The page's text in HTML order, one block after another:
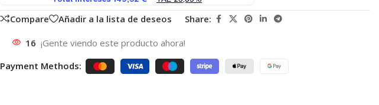
Compare Añadir a la lista de deseos Share:
16 ¡Gente viendo este producto ahora!
Payment Methods: